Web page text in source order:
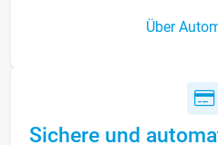
Über
Sichere und